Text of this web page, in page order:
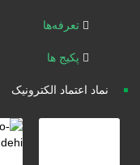
تعرفه‌ها
پکیج ها
نماد اعتماد الکترونیک